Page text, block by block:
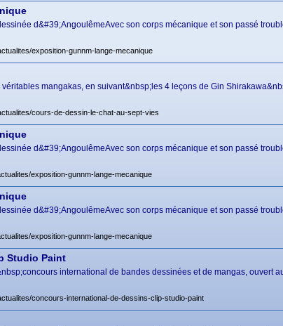
d&#39;AngoulêmeAvec son corps mécanique et son passé
exposition-gunnm-lange-mecanique
mangakas, en suivant&nbsp;les 4 leçons de Gin
cours-de-dessin-le-chat-au-sept-vies
d&#39;AngoulêmeAvec son corps mécanique et son passé
exposition-gunnm-lange-mecanique
d&#39;AngoulêmeAvec son corps mécanique et son passé
exposition-gunnm-lange-mecanique
Studio Paint
international de bandes dessinées et de mangas, ouvert
concours-international-de-dessins-clip-studio-paint